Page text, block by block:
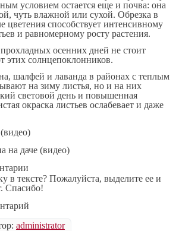
условием остается еще и почва: она
чуть влажной или сухой. Обрезка в
цветения способствует интенсивному
и равномерному росту растения.
осенних дней не стоит
этих солнцепоклонников.
шалфей и лаванда в районах с теплым
на зиму листья, но и на них
световой день и повышенная
окраска листьев ослабевает и даже
на даче (видео)
тексте? Пожалуйста, выделите ее и
Спасибо!
administrator